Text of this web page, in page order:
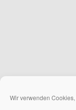
Wir verwenden